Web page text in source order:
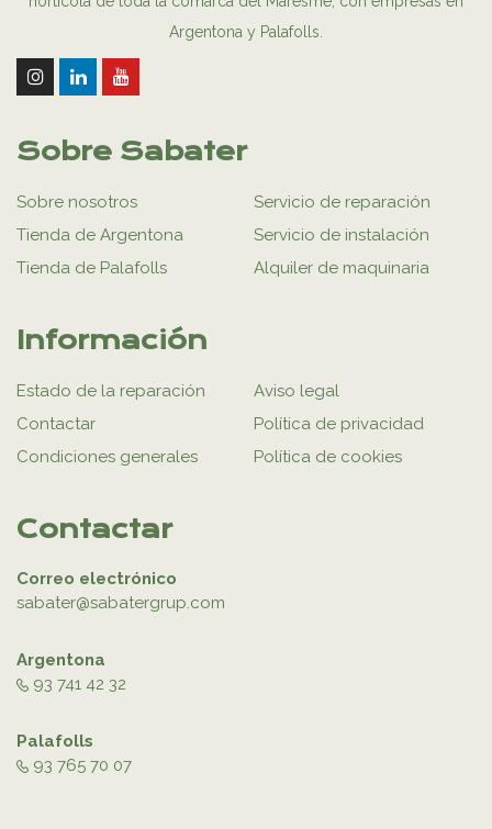
Argentona y Palafolls.
Sobre Sabater
Sobre nosotros
Tienda de Argentona
Tienda de Palafolls
Servicio de reparación
Servicio de instalación
Alquiler de maquinaria
Información
Estado de la reparación
Contactar
Condiciones generales
Aviso legal
Política de privacidad
Política de cookies
Contactar
Correo electrónico
sabater@sabatergrup.com
Argentona
93 741 42 32
Palafolls
93 765 70 07